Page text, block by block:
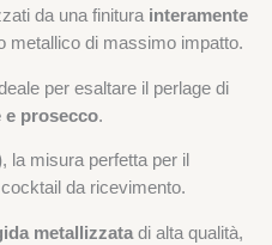
da una finitura interamente
metallico di massimo impatto.
per esaltare il perlage di
e prosecco.
, la misura perfetta per il
da ricevimento.
metallizzatadi alta qualità,